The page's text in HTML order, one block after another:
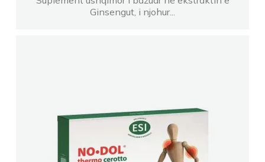
Ginsengut, i njohur...